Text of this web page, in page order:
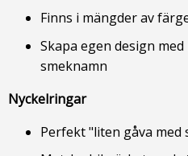
Finns i mängder av
Skapa egen design
smeknamn
Nyckelringar
Perfekt "liten gåva med